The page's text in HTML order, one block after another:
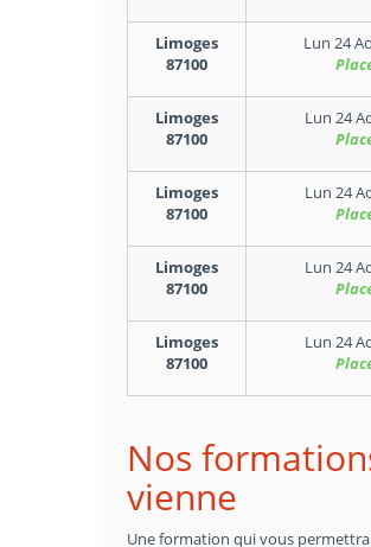
Limoges
87100
Lun 24
Limoges
87100
Lun 24
Limoges
87100
Lun 24
Limoges
87100
Lun 24
Limoges
87100
Lun 24
Nos
vienne
Une formation qui vous